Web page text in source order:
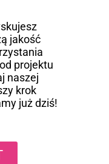
jakość
projektu
naszej
krok
już dziś!